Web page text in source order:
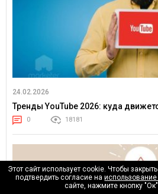
24.02.2026
Тренды YouTube 2026: куда
0 18181
Этот сайт использует cookie. Чтобы
подтвердить согласие на
сайте, нажмите кнопку